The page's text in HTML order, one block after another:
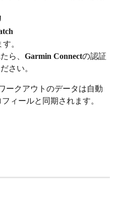
。
ら、 Garmin Connectの認証
さい。
ークアウトのデータは自動
ィールと同期されます。